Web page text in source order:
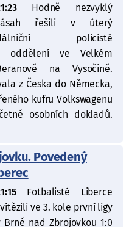
Hodně nezvyklý
řešili v úterý
policisté
oddělení ve Velkém
na Vysočině.
z Česka do Německa,
kufru Volkswagenu
osobních dokladů.
Povedený
Fotbalisté Liberce
ve 3. kole první ligy
Brně nad Zbrojovkou 1:0